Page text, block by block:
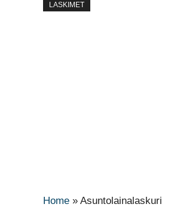
LASKIMET
Home » Asuntolainalaskuri